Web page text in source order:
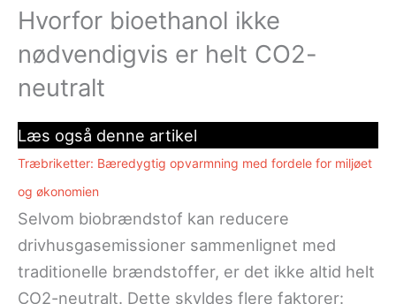
Hvorfor bioethanol ikke
nødvendigvis er helt CO2-
neutralt
Læs også denne artikel
Træbriketter: Bæredygtig opvarmning med fordele for miljøet
og økonomien
Selvom biobrændstof kan reducere
drivhusgasemissioner sammenlignet med
traditionelle brændstoffer, er det ikke altid helt
CO2-neutralt. Dette skyldes flere faktorer: